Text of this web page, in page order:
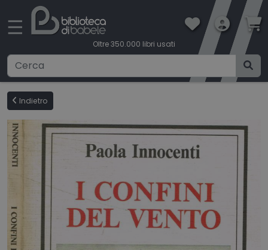
☰
Oltre 350.000 libri usati
Ricerca avanzata
CATEGORIE
CONDIZIONI DI VENDITA
BOOKLOVERS CARD
Indietro